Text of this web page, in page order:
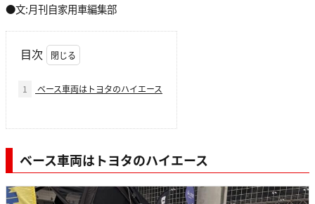
●文:月刊自家用車編集部
目次
1 ベース車両はトヨタのハイエース
ベース車両はトヨタのハイエース